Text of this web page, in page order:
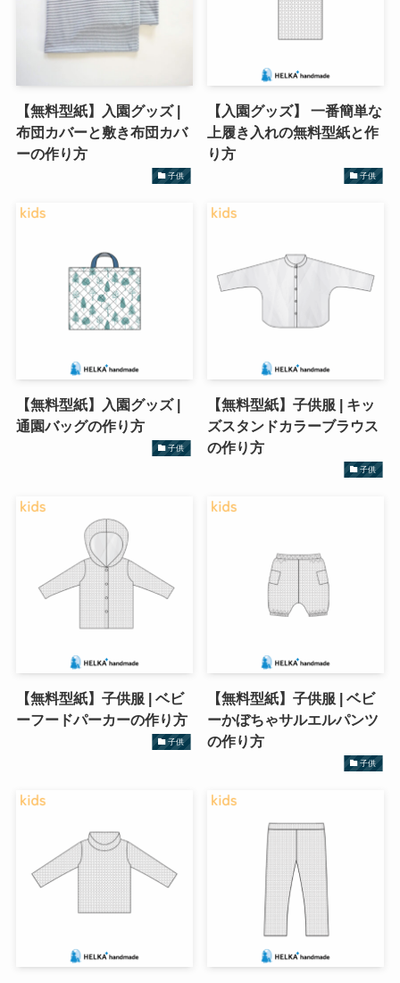
【無料型紙】入園グッズ |
布団カバーと敷き布団カバ
ーの作り方
子供
【入園グッズ】 一番簡単な
上履き入れの無料型紙と作
り方
子供
【無料型紙】入園グッズ |
通園バッグの作り方
子供
【無料型紙】子供服 | キッ
ズスタンドカラーブラウス
の作り方
子供
【無料型紙】子供服 | ベビ
ーフードパーカーの作り方
子供
【無料型紙】子供服 | ベビ
ーかぼちゃサルエルパンツ
の作り方
子供